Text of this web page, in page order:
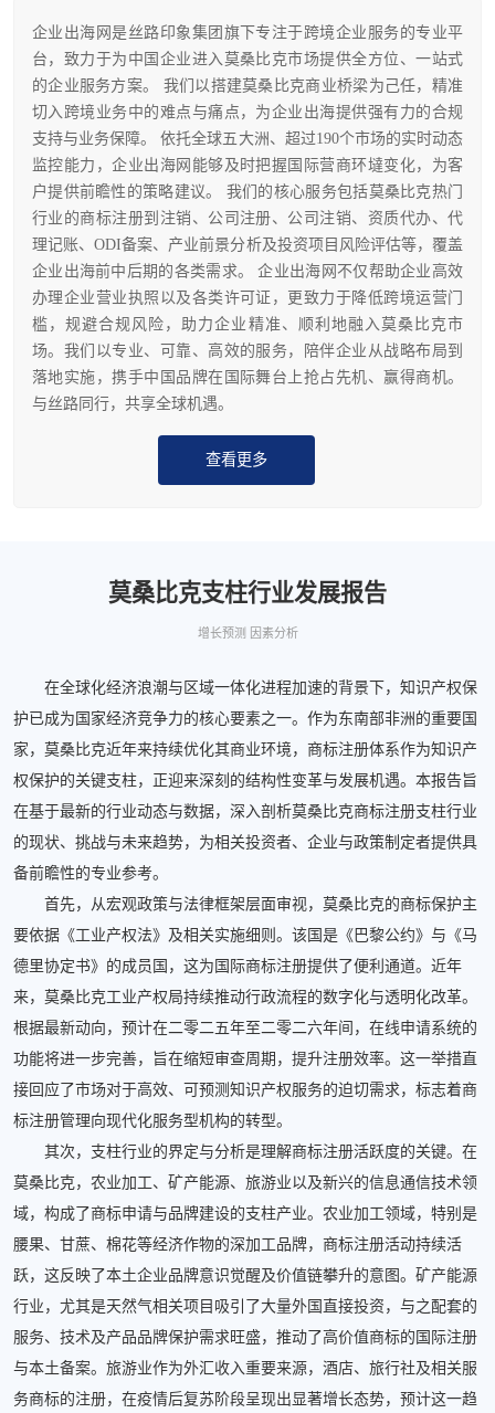
企业出海网是丝路印象集团旗下专注于跨境企业服务的专业平
台，致力于为中国企业进入莫桑比克市场提供全方位、一站式
的企业服务方案。 我们以搭建莫桑比克商业桥梁为己任，精准
切入跨境业务中的难点与痛点，为企业出海提供强有力的合规
支持与业务保障。 依托全球五大洲、超过190个市场的实时动态
监控能力，企业出海网能够及时把握国际营商环墶变化，为客
户提供前瞻性的策略建议。 我们的核心服务包括莫桑比克热门
行业的商标注册到注销、公司注册、公司注销、资质代办、代
理记账、ODI备案、产业前景分析及投资项目风险评估等，覆盖
企业出海前中后期的各类需求。 企业出海网不仅帮助企业高效
办理企业营业执照以及各类许可证，更致力于降低跨境运营门
槛，规避合规风险，助力企业精准、顺利地融入莫桑比克市
场。我们以专业、可靠、高效的服务，陪伴企业从战略布局到
落地实施，携手中国品牌在国际舞台上抢占先机、赢得商机。
与丝路同行，共享全球机遇。
查看更多
莫桑比克支柱行业发展报告
增长预测 因素分析
在全球化经济浪潮与区域一体化进程加速的背景下，知识产权保
护已成为国家经济竞争力的核心要素之一。作为东南部非洲的重要国
家，莫桑比克近年来持续优化其商业环境，商标注册体系作为知识产
权保护的关键支柱，正迎来深刻的结构性变革与发展机遇。本报告旨
在基于最新的行业动态与数据，深入剖析莫桑比克商标注册支柱行业
的现状、挑战与未来趋势，为相关投资者、企业与政策制定者提供具
备前瞻性的专业参考。
首先，从宏观政策与法律框架层面审视，莫桑比克的商标保护主
要依据《工业产权法》及相关实施细则。该国是《巴黎公约》与《马
德里协定书》的成员国，这为国际商标注册提供了便利通道。近年
来，莫桑比克工业产权局持续推动行政流程的数字化与透明化改革。
根据最新动向，预计在二零二五年至二零二六年间，在线申请系统的
功能将进一步完善，旨在缩短审查周期，提升注册效率。这一举措直
接回应了市场对于高效、可预测知识产权服务的迫切需求，标志着商
标注册管理向现代化服务型机构的转型。
其次，支柱行业的界定与分析是理解商标注册活跃度的关键。在
莫桑比克，农业加工、矿产能源、旅游业以及新兴的信息通信技术领
域，构成了商标申请与品牌建设的支柱产业。农业加工领域，特别是
腰果、甘蔗、棉花等经济作物的深加工品牌，商标注册活动持续活
跃，这反映了本土企业品牌意识觉醒及价值链攀升的意图。矿产能源
行业，尤其是天然气相关项目吸引了大量外国直接投资，与之配套的
服务、技术及产品品牌保护需求旺盛，推动了高价值商标的国际注册
与本土备案。旅游业作为外汇收入重要来源，酒店、旅行社及相关服
务商标的注册，在疫情后复苏阶段呈现出显著增长态势，预计这一趋